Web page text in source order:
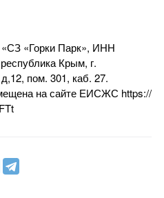
«Горки Парк», ИНН
Крым, г.
пом. 301, каб. 27.
на сайте ЕИСЖС https://